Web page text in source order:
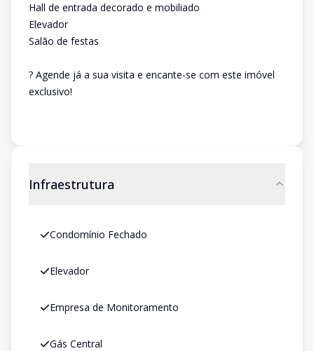
Hall de entrada decorado e mobiliado
Elevador
Salão de festas
? Agende já a sua visita e encante-se com este imóvel
exclusivo!
Infraestrutura
Condomínio Fechado
Elevador
Empresa de Monitoramento
Gás Central